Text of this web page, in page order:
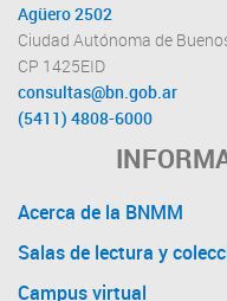
Agüero 2502
Ciudad Autónoma de
CP 1425EID
consultas@bn.gob.ar
(5411) 4808-6000
Acerca de la BNMM
Salas de lectura y
Campus virtual